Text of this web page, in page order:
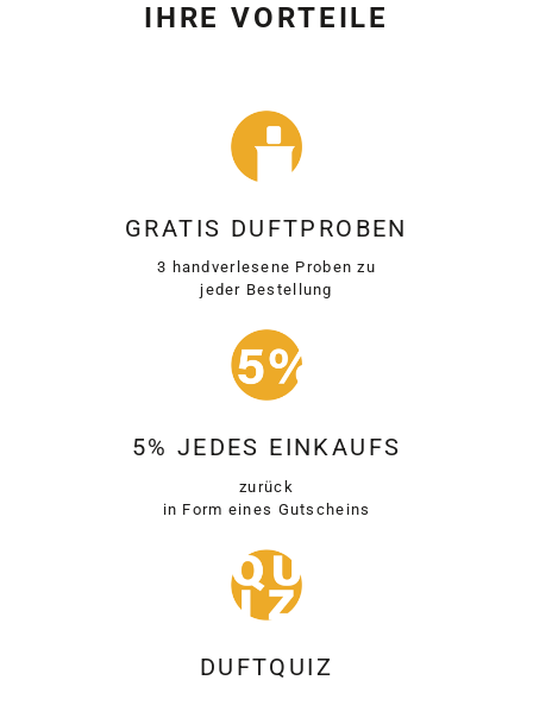
IHRE VORTEILE
GRATIS DUFTPROBEN
3 handverlesene Proben zu
jeder Bestellung
5% JEDES EINKAUFS
zurück
in Form eines Gutscheins
DUFTQUIZ